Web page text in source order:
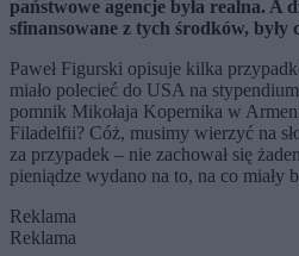
państwowe agencje była realna. A
sfinansowane z tych środków, były
Paweł Figurski opisuje kilka
miało polecieć do USA na
pomnik Mikołaja Kopernika w
Filadelfii? Cóż, musimy wierzyć na
za przypadek – nie zachował się
pieniądze wydano na to, na co miały
Reklama
Reklama